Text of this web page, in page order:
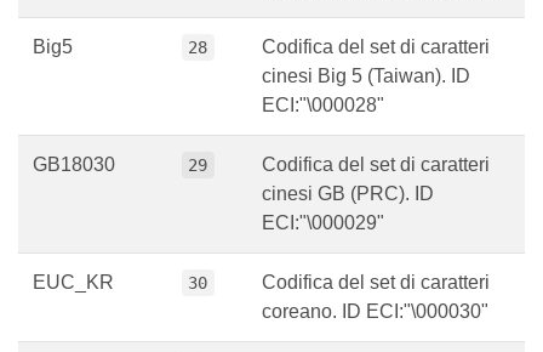
Big5 28
Codifica del set di caratteri
cinesi Big 5 (Taiwan). ID
ECI:"\000028"
GB18030 29
Codifica del set di caratteri
cinesi GB (PRC). ID
ECI:"\000029"
EUC_KR 30
Codifica del set di caratteri
coreano. ID ECI:"\000030"